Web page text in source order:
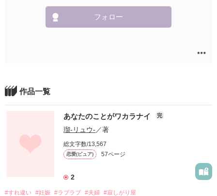
フォロー
作品一覧
あなたのことがワカラナイ 完
瑠-リュウ- ／著
総文字数/13,567
恋愛(ピュア) 57ページ
2
#すれ違い #妊娠 #ラブラブ #夫婦 #寂しがり屋